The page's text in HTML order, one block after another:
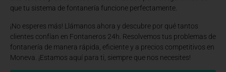
que tu sistema de fontanería funcione perfectamente.
¡No esperes más! Llámanos ahora y descubre por qué tantos
clientes confían en Fontaneros 24h. Resolvemos tus problemas de
fontanería de manera rápida, eficiente y a precios competitivos en
Moneva. ¡Estamos aquí para ti, siempre que nos necesites!